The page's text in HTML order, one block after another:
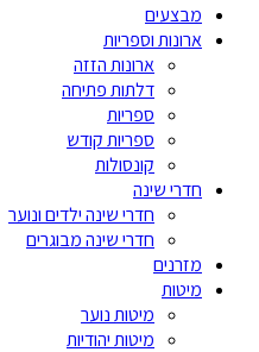
מבצעים
ארונות וספריות
ארונות הזזה
דלתות פתיחה
ספריות
ספריות קודש
קונסולות
חדרי שינה
חדרי שינה ילדים ונוער
חדרי שינה מבוגרים
מזרנים
מיטות
מיטות נוער
מיטות יהודיות